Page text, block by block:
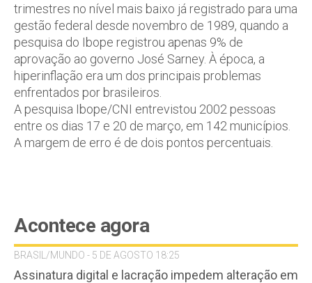
trimestres no nível mais baixo já registrado para uma
gestão federal desde novembro de 1989, quando a
pesquisa do Ibope registrou apenas 9% de
aprovação ao governo José Sarney. À época, a
hiperinflação era um dos principais problemas
enfrentados por brasileiros.
A pesquisa Ibope/CNI entrevistou 2002 pessoas
entre os dias 17 e 20 de março, em 142 municípios.
A margem de erro é de dois pontos percentuais.
Acontece agora
BRASIL/MUNDO - 5 DE AGOSTO 18:25
Assinatura digital e lacração impedem alteração em